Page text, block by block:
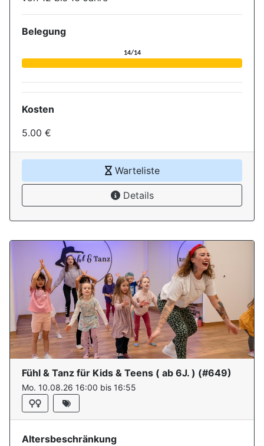
Belegung
14/14
Aktuelle Belegung für die
Kosten
5.00 €
Warteliste
Details
Fühl & Tanz für Kids & Teens ( ab 6J. ) (#649)
Mo. 10.08.26 16:00 bis 16:55
Altersbeschränkung